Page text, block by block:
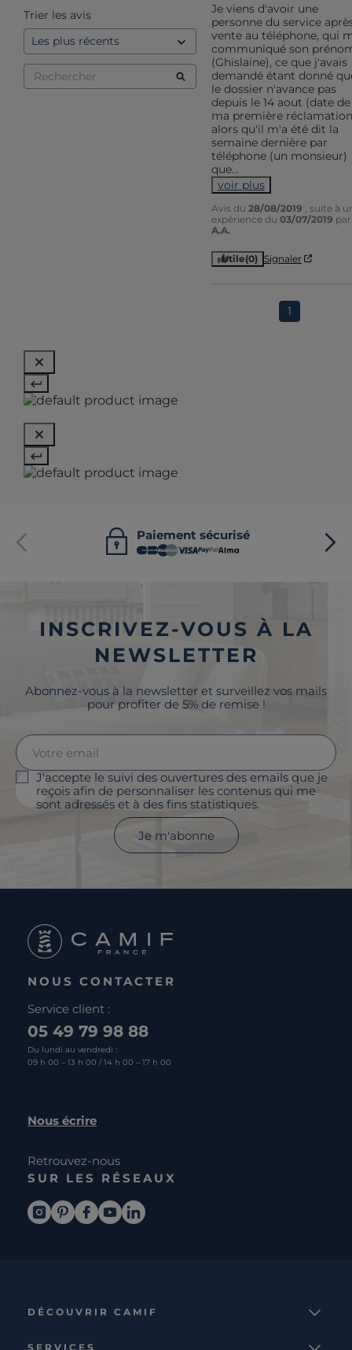
Trier les avis
Je viens d'avoir une
personne du service
vente au téléphone, qui
communiqué son
(Ghislaine), ce que j'avais
demandé étant donné
le dossier n'avance pas
depuis le 14 aout (date de
ma première
alors qu'il m'a été dit la
semaine dernière par
téléphone (un monsieur)
que...
voir plus
Avis du 28/08/2019
, suite à
expérience du 03/07/2019 par
A.A.
Utile(0) Signaler
1
Paiement sécurisé
INSCRIVEZ-VOUS À LA
NEWSLETTER
Abonnez-vous à la newsletter et surveillez vos mails
pour profiter de 5% de remise !
J'accepte le suivi des ouvertures des emails que je
reçois afin de personnaliser les contenus qui me
sont adressés et à des fins statistiques.
Je m'abonne
NOUS CONTACTER
Service client :
05 49 79 98 88
Du lundi au vendredi :
09 h 00 – 13 h 00 / 14 h 00 – 17 h 00
Nous écrire
Retrouvez-nous
SUR LES RÉSEAUX
DÉCOUVRIR CAMIF
SERVICES